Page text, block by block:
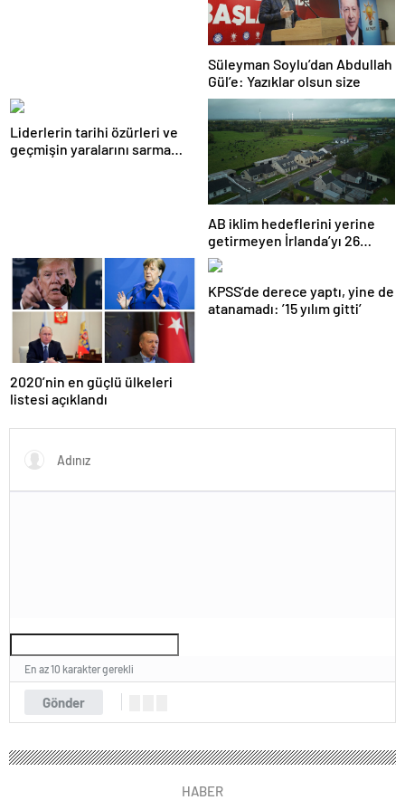
Süleyman Soylu’dan Abdullah
Gül’e: Yazıklar olsun size
Liderlerin tarihi özürleri ve
geçmişin yaralarını sarma
AB iklim hedeflerini yerine
getirmeyen İrlanda’yı 26
milyar euroluk ceza bekliyor
olabilir
2020’nin en güçlü ülkeleri
listesi açıklandı
KPSS’de derece yaptı, yine de
atanamadı: ’15 yılım gitti’
Gönder
En az 10 karakter gerekli
HABER